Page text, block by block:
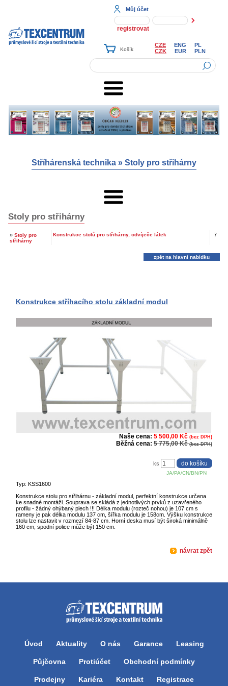
Můj účet
registrovat
CZE ENG
PL
CZK
EUR PLN
Stříhárenská technika » Stoly pro střihárny
Stoly pro střihárny
» Stoly pro
střihárny
Konstrukce stolů pro střihárny, odvíječe látek 7
zpět na hlavní nabídku
Konstrukce stříhacího stolu základní modul
Naše cena: 5 500,00 Kč (bez DPH)
Běžná cena: 5 775,00 Kč(bez DPH)
JA/PA/CN/BN/PN
ks
Typ: KSS1600
Konstrukce stolu pro střihárnu - základní modul, perfektní konstrukce určena
ke snadné montáži. Souprava se skládá z jednotlivých prvků z uzavřeného
profilu - žádný ohýbaný plech !!! Délka modulu (rozteč nohou) je 107 cm s
rameny je pak délka modulu 137 cm, šířka modulu je 158cm. Výšku konstrukce
stolu lze nastavit v rozmezí 84-87 cm. Horní deska musí být široká minimálně
160 cm, spodní police může být 150 cm.
návrat zpět
Úvod Aktuality O nás Garance Leasing
Půjčovna Protiúčet Obchodní podmínky
Prodejny Kariéra Kontakt Registrace